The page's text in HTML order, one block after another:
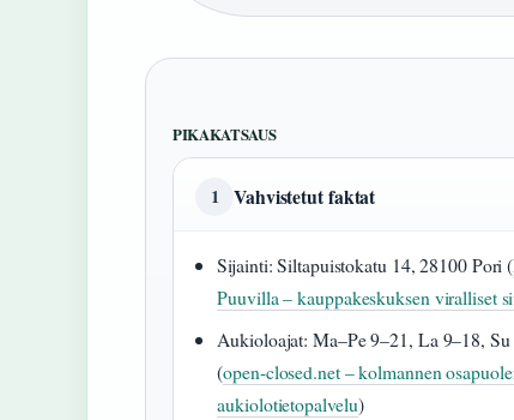
PIKAKATSAUS
1 Vahvistetut faktat
Sijainti: Siltapuistokatu 14, 28100 Pori (
Puuvilla – kauppakeskuksen viralliset
Aukioloajat: Ma–Pe 9–21, La 9–18, Su
(open-closed.net – kolmannen
aukiolotietopalvelu)